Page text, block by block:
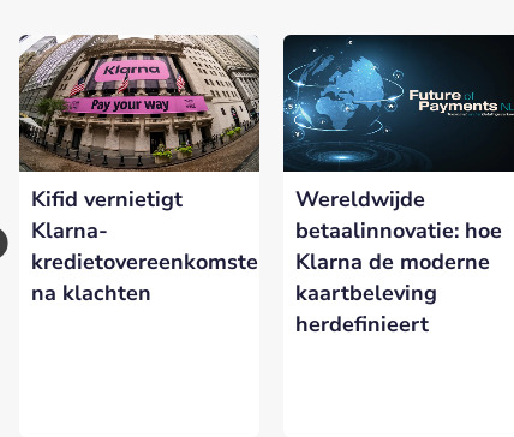
Partnerships bij Banken.nl
Een partnership met Banken.nl biedt diverse mogelijkheden om
het platform voor de Nederlandse bankensector.
Geïnteresseerd in meer informatie?
Laat hieronder je gegevens
Kifid vernietigt
Klarna-
kredietovereenkomsten
na klachten
Wereldwijde
betaalinnovatie: hoe
Klarna de moderne
kaartbeleving
herdefinieert